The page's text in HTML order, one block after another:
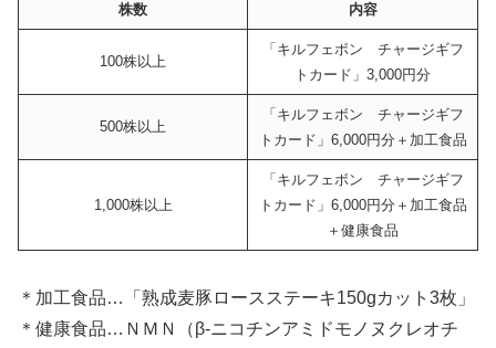
株数 内容
100株以上
「キルフェボン チャージギフ
トカード」3,000円分
500株以上
「キルフェボン チャージギフ
トカード」6,000円分＋加工食品
1,000株以上
「キルフェボン チャージギフ
トカード」6,000円分＋加工食品
＋健康食品
＊加工食品…「熟成麦豚ロースステーキ150gカット3枚」
＊健康食品…ＮＭＮ（β-ニコチンアミドモノヌクレオチ